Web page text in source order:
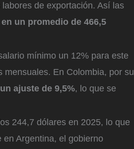
de exportación. Así las
un promedio de 466,5
mínimo un 12% para este
mensuales. En Colombia, por su
ajuste de 9,5%, lo que se
244,7 dólares en 2025, lo que
Argentina, el gobierno